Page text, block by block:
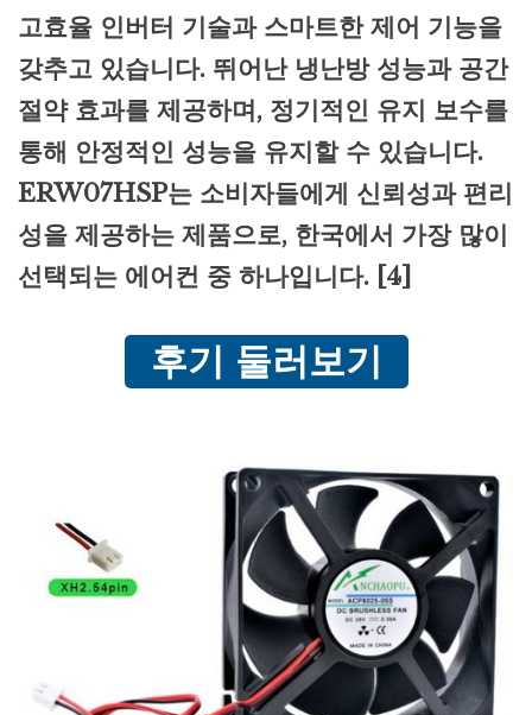
고효율 인버터 기술과 스마트한 제어 기능을
갖추고 있습니다. 뛰어난 냉난방 성능과 공간
절약 효과를 제공하며, 정기적인 유지 보수를
통해 안정적인 성능을 유지할 수 있습니다.
ERW07HSP는 소비자들에게 신뢰성과 편리
성을 제공하는 제품으로, 한국에서 가장 많이
선택되는 에어컨 중 하나입니다. [4]
후기 둘러보기